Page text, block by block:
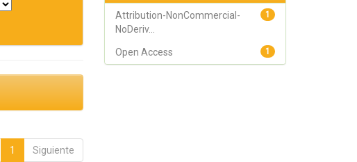
1 Siguiente
1
Attribution-NonCommercial-
NoDeriv...
1
Open Access